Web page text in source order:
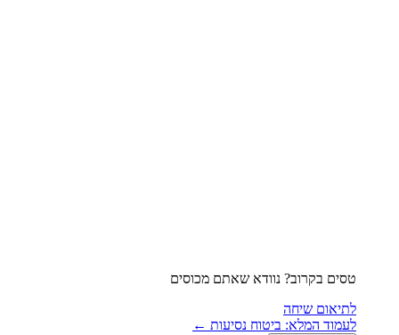
טסים בקרוב? נוודא שאתם מכוסים
לתיאום שיחה
לעמוד המלא: ביטוח נסיעות ←